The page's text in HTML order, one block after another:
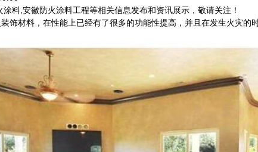
料,安徽防火涂料工程等相关信息发布和资讯展示，敬请关注！
饰材料，在性能上已经有了很多的功能性提高，并且在发生火灾的